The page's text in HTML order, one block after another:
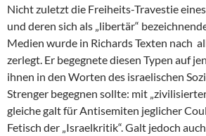
Nicht zuletzt die Freiheits-Travestie
und deren sich als „libertär“
Medien wurde in Richards Texten nach
zerlegt. Er begegnete diesen Typen auf
ihnen in den Worten des israelischen
Strenger begegnen sollte: mit
gleiche galt für Antisemiten jeglicher
Fetisch der „Israelkritik“. Galt jedoch